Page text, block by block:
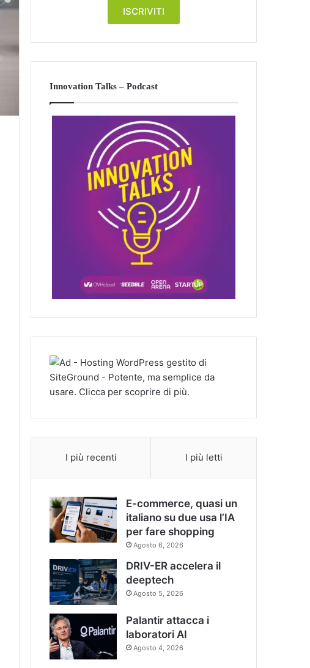
Innovation Talks – Podcast
I più recenti I più letti
E-commerce, quasi un
italiano su due usa l’IA
per fare shopping
Agosto 6, 2026
DRIV-ER accelera il
deeptech
Agosto 5, 2026
Palantir attacca i
laboratori AI
Agosto 4, 2026